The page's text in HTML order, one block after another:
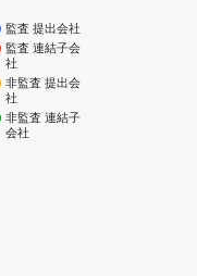
監査 提出会社
監査 連結子会
社
非監査 提出会
社
非監査 連結子
会社